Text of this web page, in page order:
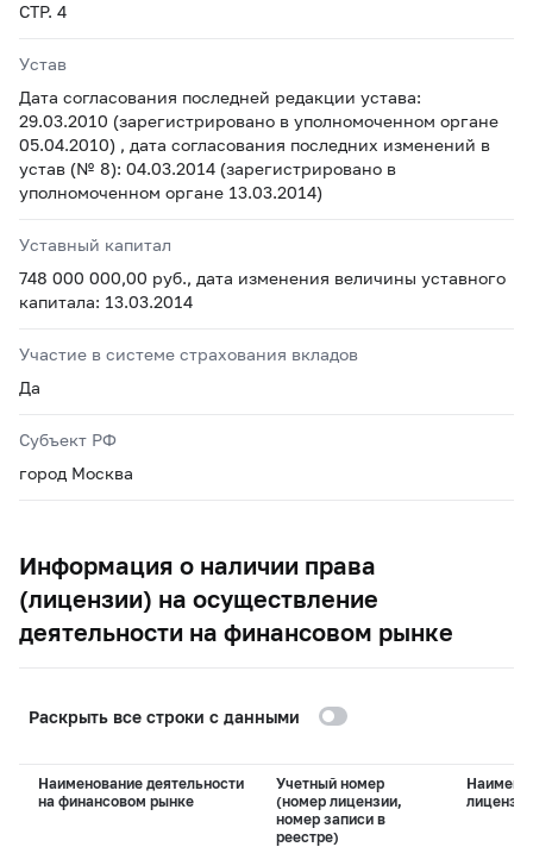
СТР. 4
Устав
Дата согласования последней редакции устава:
29.03.2010 (зарегистрировано в уполномоченном органе
05.04.2010) , дата согласования последних изменений в
устав (№ 8): 04.03.2014 (зарегистрировано в
уполномоченном органе 13.03.2014)
Уставный капитал
748 000 000,00 руб., дата изменения величины уставного
капитала: 13.03.2014
Участие в системе страхования вкладов
Да
Субъект РФ
город Москва
Информация о наличии права
(лицензии) на осуществление
деятельности на финансовом рынке
Раскрыть все строки с данными
Наименование деятельности
на финансовом рынке
Учетный номер
(номер лицензии,
номер записи в
реестре)
лицензии